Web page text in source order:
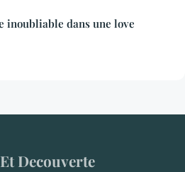
inoubliable dans une love
Decouverte